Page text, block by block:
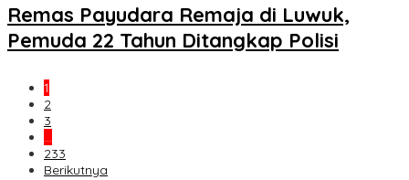
Remas Payudara Remaja di Luwuk,
Pemuda 22 Tahun Ditangkap Polisi
1
2
3
…
233
Berikutnya